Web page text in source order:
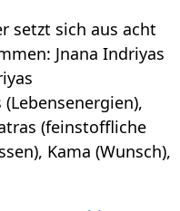
setzt sich aus acht
Jnana Indriyas
(feinstoffliche
Kama (Wunsch),